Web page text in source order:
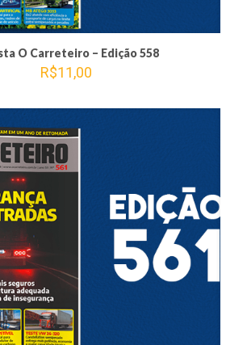
O Carreteiro – Edição 558
R$11,00